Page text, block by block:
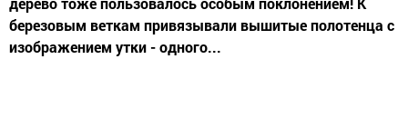
березовым веткам привязывали вышитые полотенца с
изображением утки - одного...